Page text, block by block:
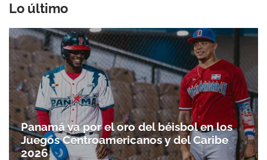
Lo último
Panamá va por el oro del béisbol en los
Juegos Centroamericanos y del Caribe
2026